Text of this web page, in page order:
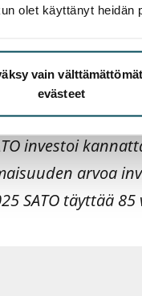
olet käyttänyt heidän
vain välttämättömät
evästeet
tavoitteena
Edistämme
investoi
arvoa
SATO täyttää 85